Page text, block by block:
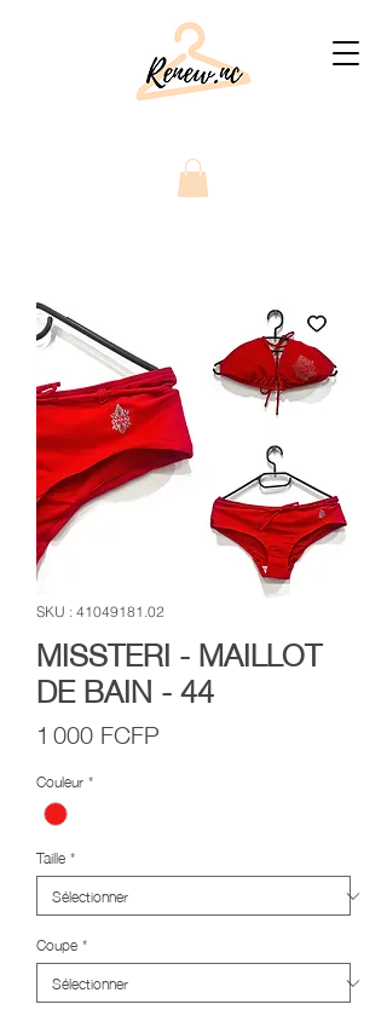
SKU : 41049181.02
MISSTERI - MAILLOT
DE BAIN - 44
1 000 FCFP
Couleur*
Taille*
Coupe*